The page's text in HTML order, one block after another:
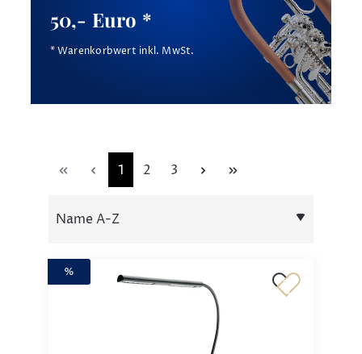
50,- Euro *
* Warenkorbwert inkl. MwSt.
1 2 3
%